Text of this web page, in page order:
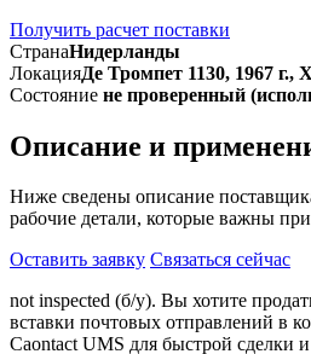
Получить расчет поставки
СтранаНидерланды
ЛокацияДе Тромпет 1130, 1967
Состояние не проверенный
Описание и
Ниже сведены описание
рабочие детали, которые важны
Оставить заявку Связаться сейчас
not inspected (б/у). Вы хотите
вставки почтовых отправлений в
Caontact UMS для быстрой сделки